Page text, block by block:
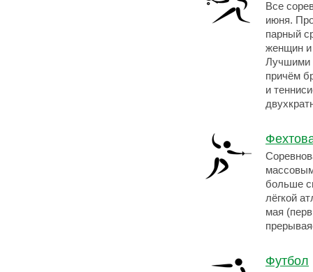
Все
июня.
парный
женщин
Лучшими
причём
и
больше
лёгкой
мая
Футбол